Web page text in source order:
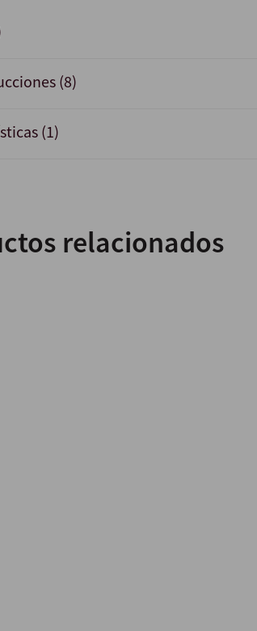
(8)
(1)
relacionados